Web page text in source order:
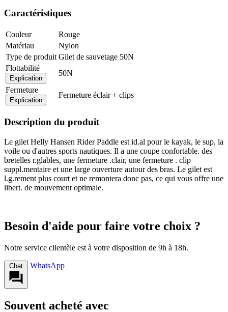
Caractéristiques
Couleur
Rouge
Matériau
Nylon
Type de produit Gilet de sauvetage 50N
Flottabilité
Explication
50N
Fermeture
Explication
Fermeture éclair + clips
Description du produit
Le gilet Helly Hansen Rider Paddle est id.al pour le kayak, le sup, la
voile ou d'autres sports nautiques. Il a une coupe confortable. des
bretelles r.glables, une fermeture .clair, une fermeture . clip
suppl.mentaire et une large ouverture autour des bras. Le gilet est
l.g.rement plus court et ne remontera donc pas, ce qui vous offre une
libert. de mouvement optimale.
Besoin d'aide pour faire votre choix ?
Notre service clientèle est à votre disposition de 9h à 18h.
Chat WhatsApp
Souvent acheté avec